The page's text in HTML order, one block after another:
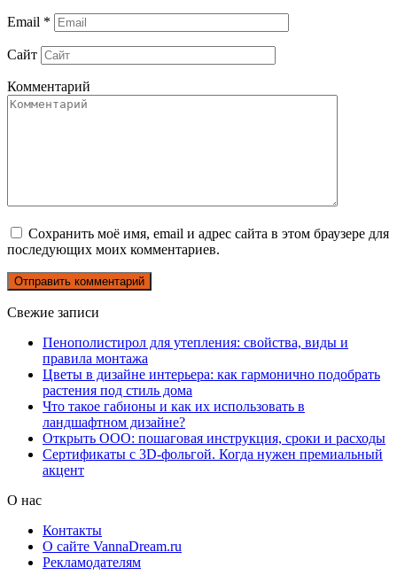
Email *
Сайт
Комментарий
Сохранить моё имя, email и адрес сайта в этом браузере для
последующих моих комментариев.
Свежие записи
Пенополистирол для утепления: свойства, виды и
правила монтажа
Цветы в дизайне интерьера: как гармонично подобрать
растения под стиль дома
Что такое габионы и как их использовать в
ландшафтном дизайне?
Открыть ООО: пошаговая инструкция, сроки и расходы
Сертификаты с 3D-фольгой. Когда нужен премиальный
акцент
О нас
Контакты
О сайте VannaDream.ru
Рекламодателям